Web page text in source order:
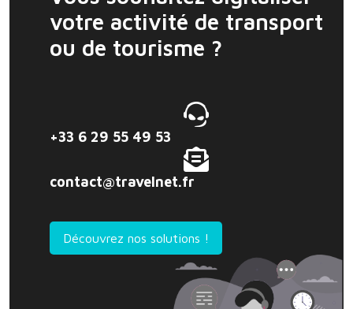
votre activité de transport
ou de tourisme ?
+33 6 29 55 49 53
contact@travelnet.fr
Découvrez nos solutions !